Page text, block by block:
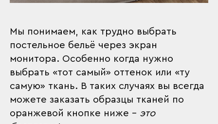
Мы понимаем, как трудно выбрать
постельное бельё через экран
монитора. Особенно когда нужно
выбрать «тот самый» оттенок или «ту
самую» ткань. В таких случаях вы всегда
можете заказать образцы тканей по
оранжевой кнопке ниже – это